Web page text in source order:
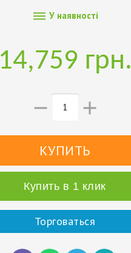
 У наявності
14,759 грн.
 
Купить в 1 клик
Торговаться